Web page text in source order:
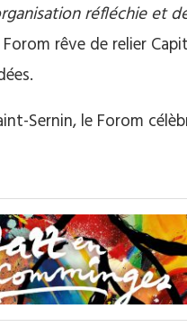
réfléchie et
rêve de relier
Sernin, le Forom